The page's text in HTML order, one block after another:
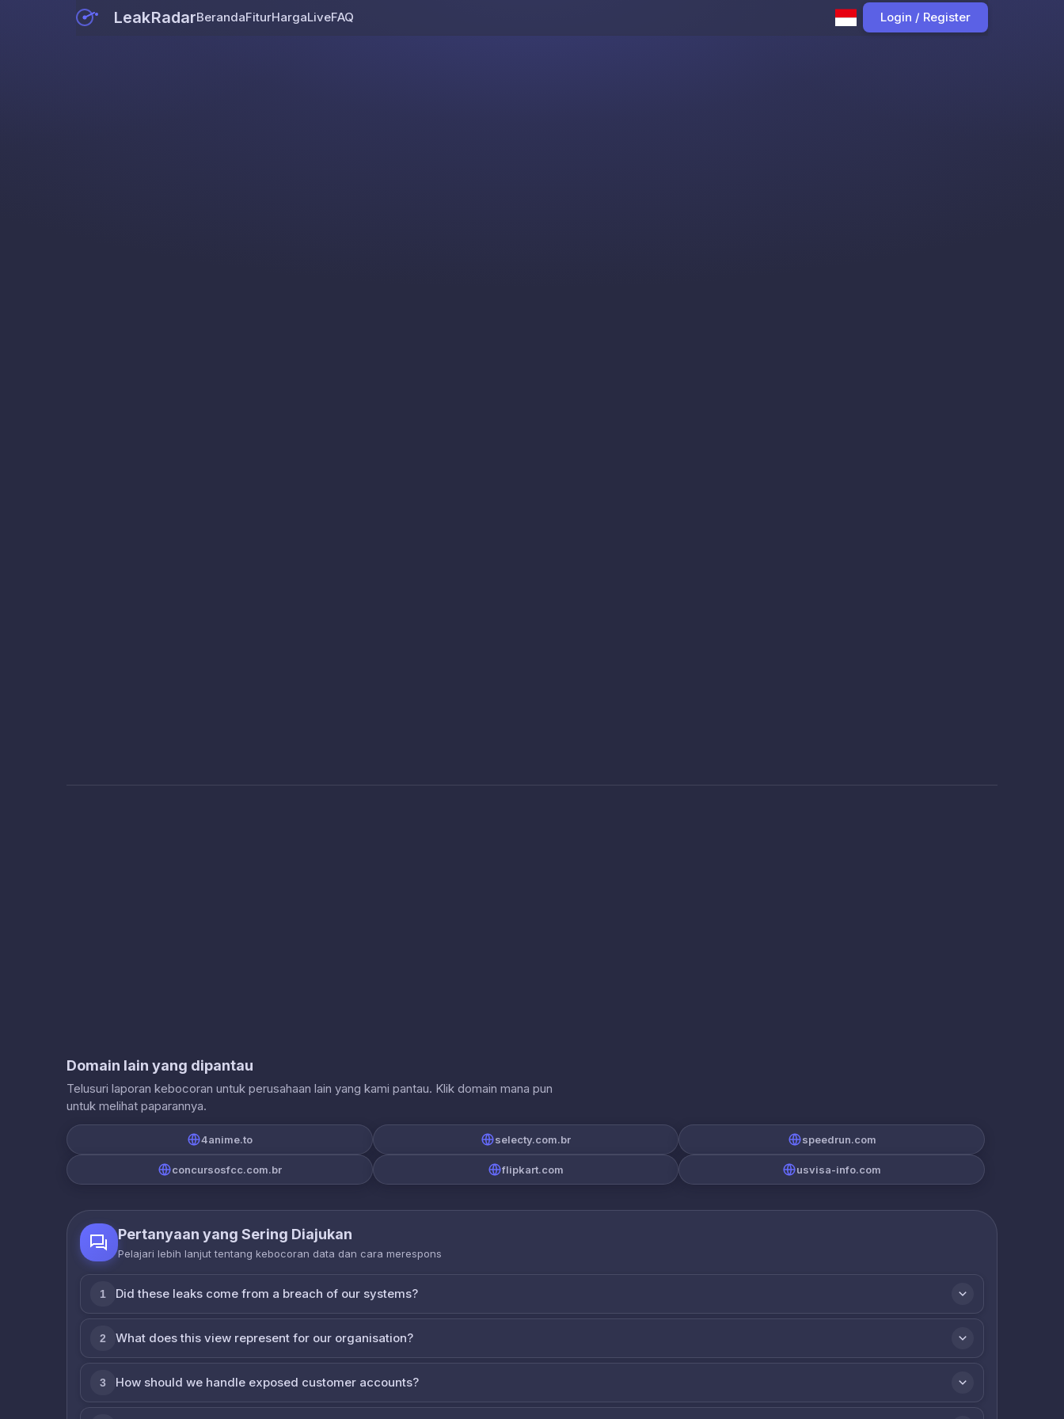
LeakRadarBerandaFiturHargaLiveFAQ Login / Register
Domain lain yang dipantau
Telusuri laporan kebocoran untuk perusahaan lain yang kami pantau. Klik domain mana pun
untuk melihat paparannya.
4anime.to selecty.com.br speedrun.com
concursosfcc.com.br flipkart.com usvisa-info.com
Pertanyaan yang Sering Diajukan
Pelajari lebih lanjut tentang kebocoran data dan cara merespons
1 Did these leaks come from a breach of our systems?
2 What does this view represent for our organisation?
3 How should we handle exposed customer accounts?